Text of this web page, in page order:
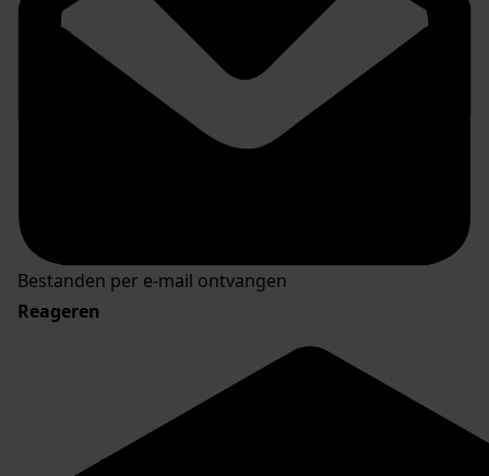
Bestanden per e-mail ontvangen
Reageren